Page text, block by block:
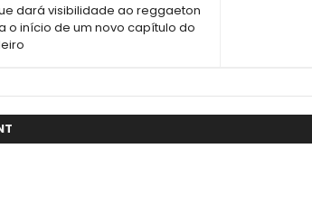
dará visibilidade ao reggaeton
o início de um novo capítulo do